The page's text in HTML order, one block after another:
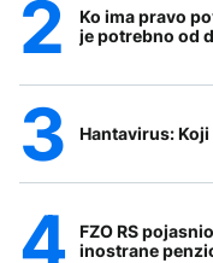
Ko ima pravo
je potrebno od
Hantavirus:
FZO RS
inostrane